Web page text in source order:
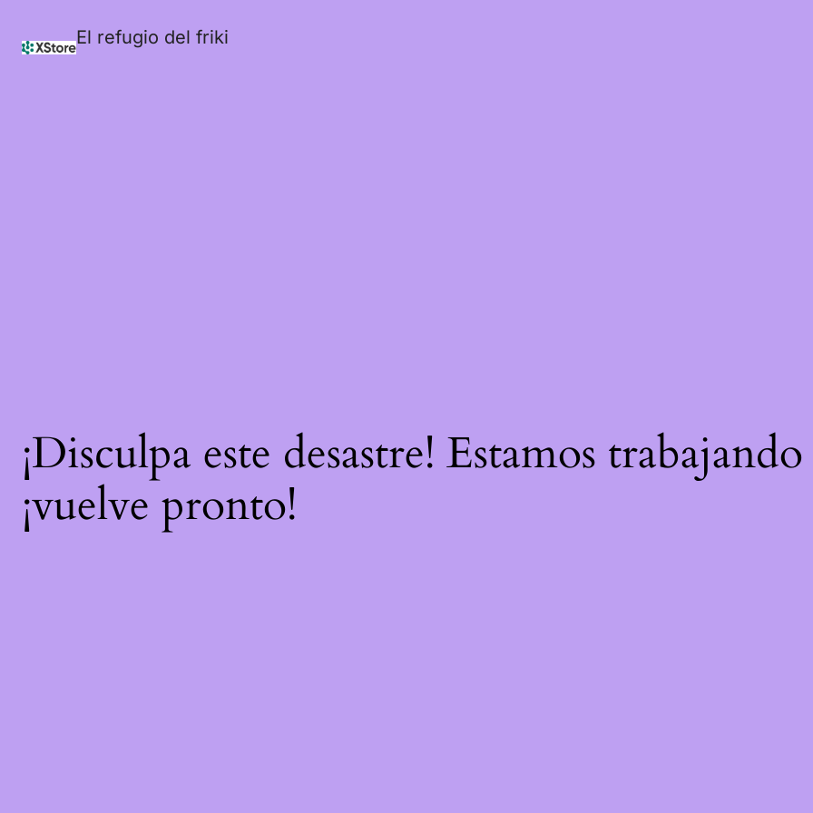
El refugio del friki
¡Disculpa este desastre! Estamos
¡vuelve pronto!